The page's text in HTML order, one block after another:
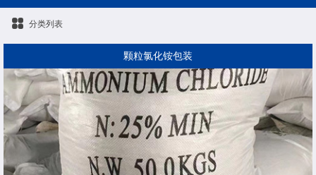
分类列表
颗粒氯化铵包装